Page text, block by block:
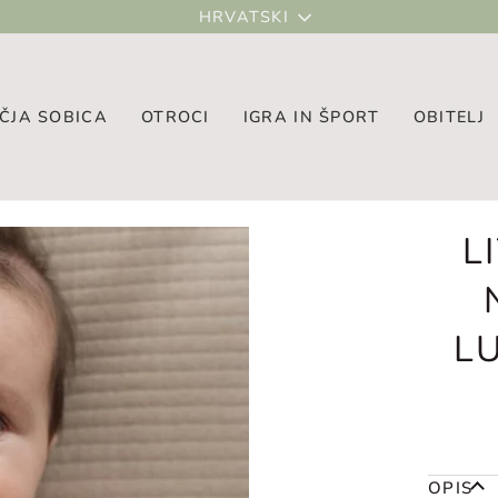
JEZIK
HRVATSKI
SOBICA OTROCI IGRA IN ŠPORT OBITELJ
OPIS